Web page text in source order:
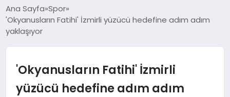
GÜNDEM
EKONOMI
SPOR
Ana Sayfa Spor
'Okyanusların Fatihi' İzmirli yüzücü hedefine adım adım
yaklaşıyor
'Okyanusların Fatihi' İzmirli
yüzücü hedefine adım adım